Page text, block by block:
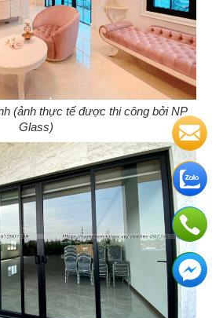
(ảnh thực tế được thi công bởi NP
Glass)